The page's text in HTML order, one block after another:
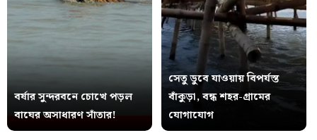
বর্ষার সুন্দরবনে চোখে পড়ল
বাঘের অসাধারণ সাঁতার!
সেতু ডুবে যাওয়ায় বিপর্যস্ত
বাঁকুড়া, বন্ধ শহর-গ্রামের
যোগাযোগ